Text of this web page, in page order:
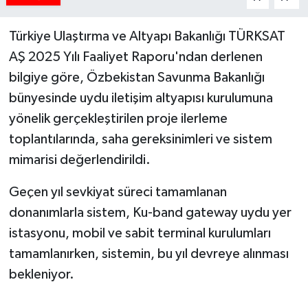
Türkiye Ulaştırma ve Altyapı Bakanlığı TÜRKSAT
AŞ 2025 Yılı Faaliyet Raporu'ndan derlenen
bilgiye göre, Özbekistan Savunma Bakanlığı
bünyesinde uydu iletişim altyapısı kurulumuna
yönelik gerçekleştirilen proje ilerleme
toplantılarında, saha gereksinimleri ve sistem
mimarisi değerlendirildi.
Geçen yıl sevkiyat süreci tamamlanan
donanımlarla sistem, Ku-band gateway uydu yer
istasyonu, mobil ve sabit terminal kurulumları
tamamlanırken, sistemin, bu yıl devreye alınması
bekleniyor.